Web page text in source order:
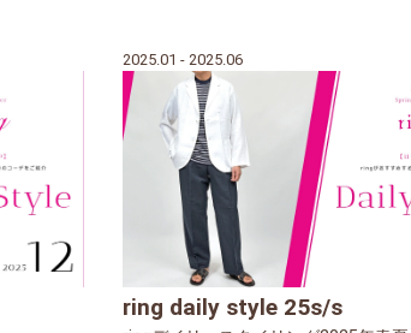
2025.01 - 2025.06
ring daily style 25s/s